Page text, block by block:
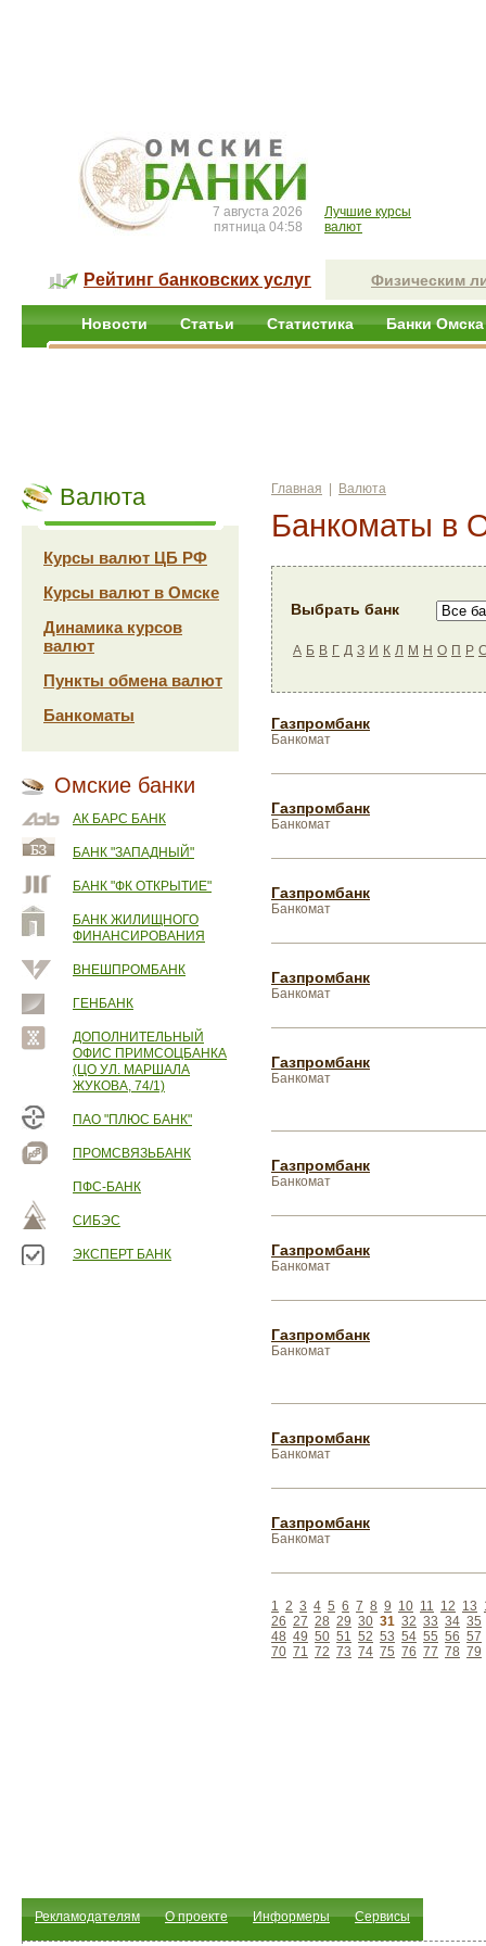
7 августа 2026
пятница 04:58
Лучшие курсы
валют
Рейтинг банковских услуг Физическим
Новости Статьи Статистика Банки Омска
Валюта
Курсы валют ЦБ РФ
Курсы валют в Омске
Динамика курсов
валют
Пункты обмена валют
Банкоматы
Омские банки
АК БАРС БАНК
БАНК "ЗАПАДНЫЙ"
БАНК "ФК ОТКРЫТИЕ"
БАНК ЖИЛИЩНОГО
ФИНАНСИРОВАНИЯ
ВНЕШПРОМБАНК
ГЕНБАНК
ДОПОЛНИТЕЛЬНЫЙ
ОФИС ПРИМСОЦБАНКА
(ЦО УЛ. МАРШАЛА
ЖУКОВА, 74/1)
ПАО "ПЛЮС БАНК"
ПРОМСВЯЗЬБАНК
ПФС-БАНК
СИБЭС
ЭКСПЕРТ БАНК
Главная Валюта
Банкоматы в
Выбрать банк
А Б В Г Д З И К Л М Н О П Р
Газпромбанк
Банкомат
Газпромбанк
Банкомат
Газпромбанк
Банкомат
Газпромбанк
Банкомат
Газпромбанк
Банкомат
Газпромбанк
Банкомат
Газпромбанк
Банкомат
Газпромбанк
Банкомат
Газпромбанк
Банкомат
Газпромбанк
Банкомат
1 2 3 4 5 6 7 8 9 10 11 12 13
26 27 28 29 30 31 32 33 34 35
48 49 50 51 52 53 54 55 56 57
70 71 72 73 74 75 76 77 78 79
Рекламодателям О проекте Информеры Сервисы